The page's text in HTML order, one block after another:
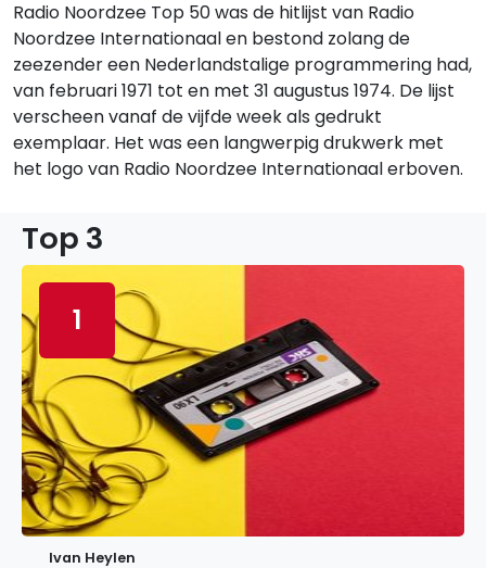
Radio Noordzee Top 50 was de hitlijst van Radio
Noordzee Internationaal en bestond zolang de
zeezender een Nederlandstalige programmering had,
van februari 1971 tot en met 31 augustus 1974. De lijst
verscheen vanaf de vijfde week als gedrukt
exemplaar. Het was een langwerpig drukwerk met
het logo van Radio Noordzee Internationaal erboven.
Top 3
1
Ivan Heylen